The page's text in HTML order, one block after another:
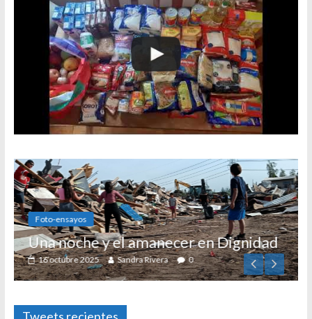
Foto-ensayos
Una noche y el amanecer en Dignidad
16 octubre 2025 Sandra Rivera 0